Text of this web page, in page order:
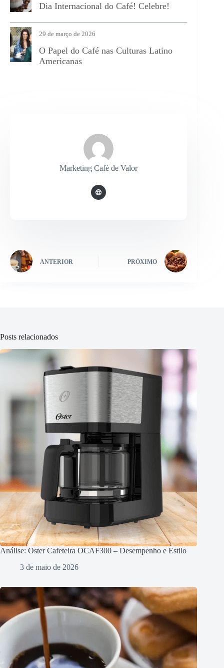
Dia Internacional do Café! Celebre!
O Papel do Café nas Culturas Latino
Americanas
29 de março de 2026
Marketing Café de Valor
ANTERIOR PRÓXIMO
Posts relacionados
Análise: Oster Cafeteira OCAF300 – Desempenho e Estilo
3 de maio de 2026